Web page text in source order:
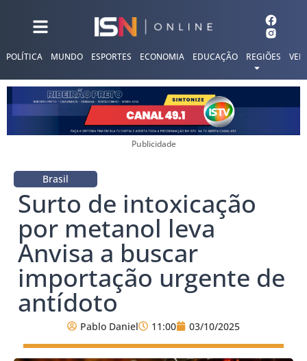
POLÍTICA MUNDO ESPORTES ECONOMIA EDUCAÇÃO REGIÕES
Publicidade
Brasil
Surto de intoxicação
por metanol leva
Anvisa a buscar
importação urgente de
antídoto
Pablo Daniel 11:00 03/10/2025